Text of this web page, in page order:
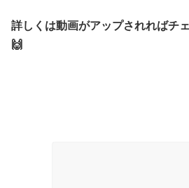
詳しくは動画がアップされればチ
🙌